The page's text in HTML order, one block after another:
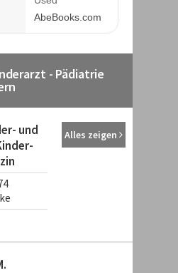
- Pädiatrie
und
Alles zeigen